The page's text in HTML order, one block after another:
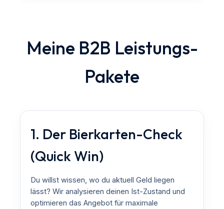
Meine B2B Leistungs-
Pakete
1. Der Bierkarten-Check
(Quick Win)
Du willst wissen, wo du aktuell Geld liegen
lässt? Wir analysieren deinen Ist-Zustand und
optimieren das Angebot für maximale